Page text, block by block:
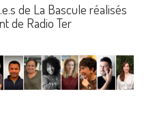
de La Bascule réalisés
de Radio Ter